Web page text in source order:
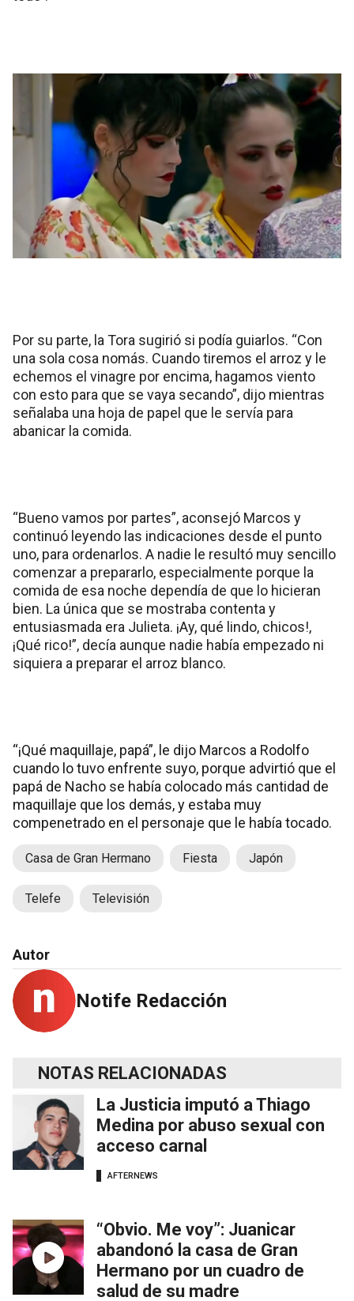
Por su parte, la Tora sugirió si podía guiarlos. “Con
una sola cosa nomás. Cuando tiremos el arroz y le
echemos el vinagre por encima, hagamos viento
con esto para que se vaya secando”, dijo mientras
señalaba una hoja de papel que le servía para
abanicar la comida.
“Bueno vamos por partes”, aconsejó Marcos y
continuó leyendo las indicaciones desde el punto
uno, para ordenarlos. A nadie le resultó muy sencillo
comenzar a prepararlo, especialmente porque la
comida de esa noche dependía de que lo hicieran
bien. La única que se mostraba contenta y
entusiasmada era Julieta. ¡Ay, qué lindo, chicos!,
¡Qué rico!”, decía aunque nadie había empezado ni
siquiera a preparar el arroz blanco.
“¡Qué maquillaje, papá”, le dijo Marcos a Rodolfo
cuando lo tuvo enfrente suyo, porque advirtió que el
papá de Nacho se había colocado más cantidad de
maquillaje que los demás, y estaba muy
compenetrado en el personaje que le había tocado.
Casa de Gran Hermano Fiesta Japón
Telefe Televisión
Autor
Notife Redacción
NOTAS RELACIONADAS
La Justicia imputó a Thiago
Medina por abuso sexual con
acceso carnal
AFTERNEWS
“Obvio. Me voy”: Juanicar
abandonó la casa de Gran
Hermano por un cuadro de
salud de su madre